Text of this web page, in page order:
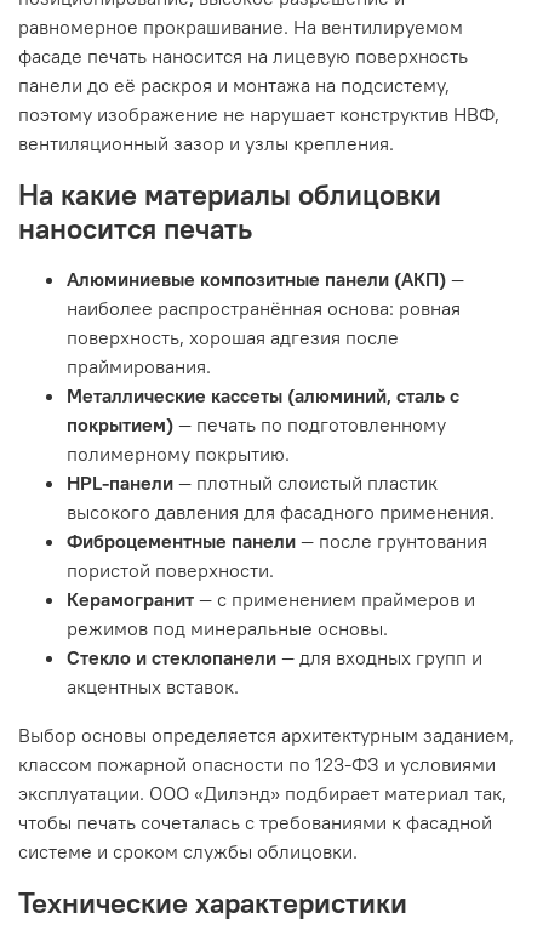
равномерное прокрашивание. На вентилируемом
фасаде печать наносится на лицевую поверхность
панели до её раскроя и монтажа на подсистему,
поэтому изображение не нарушает конструктив НВФ,
вентиляционный зазор и узлы крепления.
На какие материалы облицовки
наносится печать
Алюминиевые композитные панели (АКП) —
наиболее распространённая основа: ровная
поверхность, хорошая адгезия после
праймирования.
Металлические кассеты (алюминий, сталь с
покрытием) — печать по подготовленному
полимерному покрытию.
HPL-панели — плотный слоистый пластик
высокого давления для фасадного применения.
Фиброцементные панели — после грунтования
пористой поверхности.
Керамогранит — с применением праймеров и
режимов под минеральные основы.
Стекло и стеклопанели — для входных групп и
акцентных вставок.
Выбор основы определяется архитектурным заданием,
классом пожарной опасности по 123-ФЗ и условиями
эксплуатации. ООО «Дилэнд» подбирает материал так,
чтобы печать сочеталась с требованиями к фасадной
системе и сроком службы облицовки.
Технические характеристики